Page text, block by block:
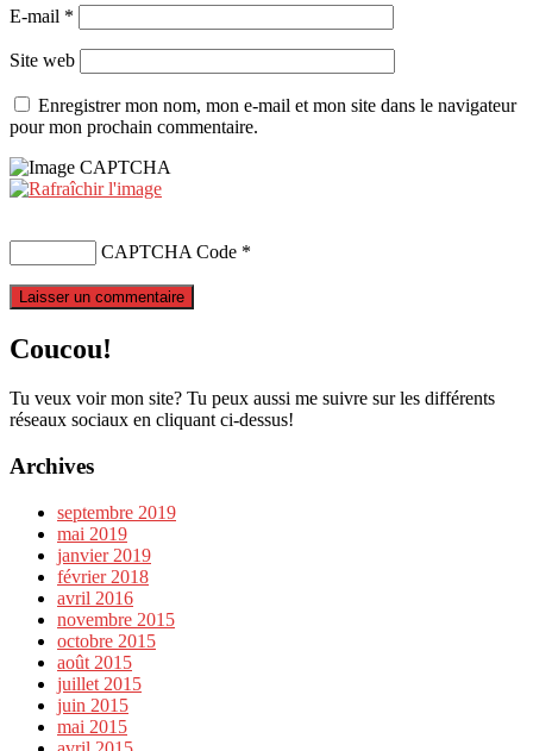
E-mail *
Site web
Enregistrer mon nom, mon e-mail et mon site dans le navigateur
pour mon prochain commentaire.
CAPTCHA Code *
Coucou!
Tu veux voir mon site? Tu peux aussi me suivre sur les différents
réseaux sociaux en cliquant ci-dessus!
Archives
septembre 2019
mai 2019
janvier 2019
février 2018
avril 2016
novembre 2015
octobre 2015
août 2015
juillet 2015
juin 2015
mai 2015